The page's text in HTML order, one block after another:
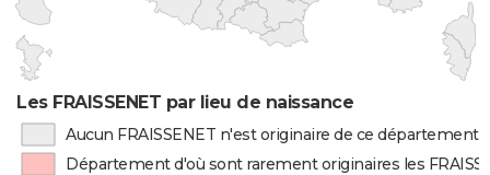
Les FRAISSENET par lieu de naissance
Aucun FRAISSENET n'est originaire de ce département
Département d'où sont rarement originaires les